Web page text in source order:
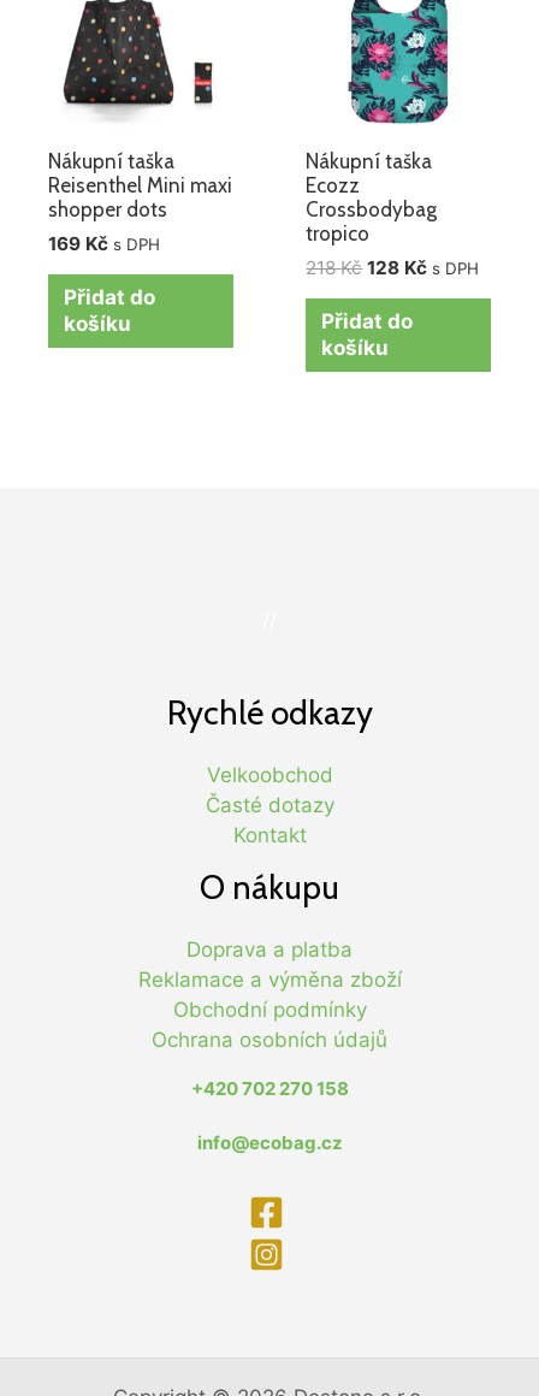
Nákupní taška
Reisenthel Mini maxi
shopper dots
169 Kč s DPH
Přidat do
košíku
Nákupní taška
Ecozz
Crossbodybag
tropico
218Kč 128 Kč s DPH
Přidat do
košíku
Rychlé odkazy
Velkoobchod
Časté dotazy
Kontakt
O nákupu
Doprava a platba
Reklamace a výměna zboží
Obchodní podmínky
Ochrana osobních údajů
+420 702 270 158
info@ecobag.cz